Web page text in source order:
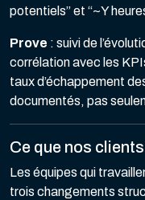
potentiels” et “~Y
Prove : suivi de
corrélation avec les
taux d’échappement
documentés, pas
Ce que nos
Les équipes qui
trois changements